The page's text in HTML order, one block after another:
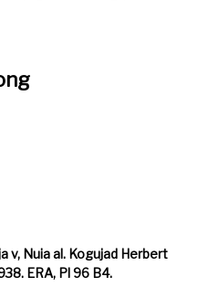
v, Nuia al. Kogujad Herbert
ERA, Pl 96 B4.